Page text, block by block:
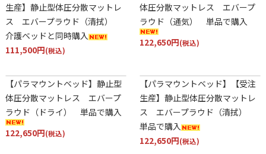
生産】静止型体圧分散マットレ
ス エバープラウド（清拭）
介護ベッドと同時購入
111,500円(税込)
体圧分散マットレス エバープ
ラウド（通気） 単品で購入
122,650円(税込)
【パラマウントベッド】静止型
体圧分散マットレス エバープ
ラウド（ドライ） 単品で購入
122,650円(税込)
【パラマウントベッド】【受注
生産】静止型体圧分散マットレ
ス エバープラウド（清拭）
単品で購入
122,650円(税込)